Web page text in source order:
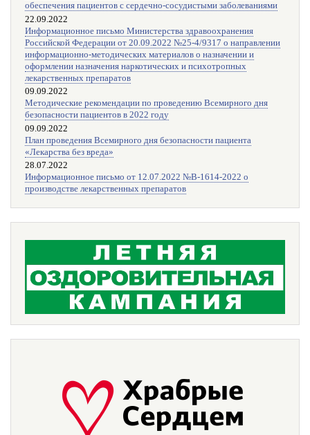
обеспечения пациентов с сердечно-сосудистыми заболеваниями
22.09.2022
Информационное письмо Министерства здравоохранения
Российской Федерации от 20.09.2022 №25-4/9317 о направлении
информационно-методических материалов о назначении и
оформлении назначения наркотических и психотропных
лекарственных препаратов
09.09.2022
Методические рекомендации по проведению Всемирного дня
безопасности пациентов в 2022 году
09.09.2022
План проведения Всемирного дня безопасности пациента
«Лекарства без вреда»
28.07.2022
Информационное письмо от 12.07.2022 №В-1614-2022 о
производстве лекарственных препаратов